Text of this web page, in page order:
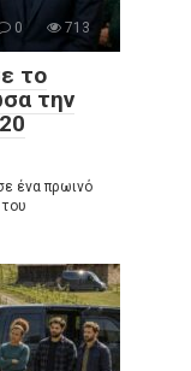
0 713
το
την
ένα πρωινό